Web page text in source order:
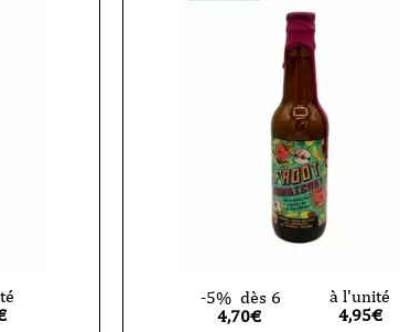
-5% dès 6
4,70€
à l'unité
4,95€